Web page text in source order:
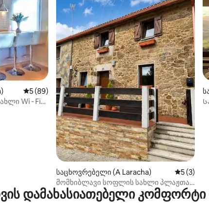
საშუალო შეფასებაა 5‑დან 5, 89 მიმოხილვა
5 (89)
Wi ‑ Fi
საცხოვრებელი (A Laracha) საშუალო
5 (3)
მომხიბლავი სოფლის სახლი პლაჟთან
ახლოს
დამახასიათებელი კომფორტი